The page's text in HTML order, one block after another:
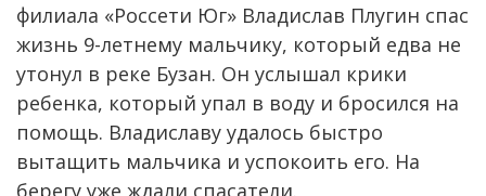
филиала «Россети Юг» Владислав Плугин спас
жизнь 9-летнему мальчику, который едва не
утонул в реке Бузан. Он услышал крики
ребенка, который упал в воду и бросился на
помощь. Владиславу удалось быстро
вытащить мальчика и успокоить его. На
берегу уже ждали спасатели.